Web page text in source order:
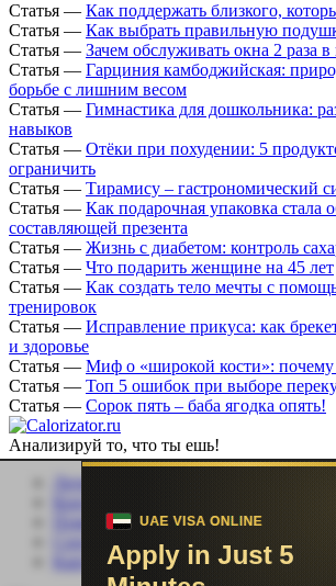
Статья — Как поддержать близкого,
Статья — Как выбрать правильную
Статья — Зачем обслуживать окна 2 раза в
Статья — Гарциния камбоджийская:
борьбе с лишним весом
Статья — Гимнастика для дошкольника:
навыков
Статья — Отёки при похудении: 5
ограничить
Статья — Тирамису – гастрономический
Статья — Как подарочная упаковка стала
составляющей презента
Статья — Жизнь с диабетом: контроль
Статья — Что подарить женщине на 45 лет
Статья — Как создать тело мечты с
тренировок
Статья — Исправление прикуса: как
и здоровье
Статья — Миф о «широкой кости»: почему
Статья — Топ 5 ошибок при выборе
Статья — Сорок пять – баба ягодка опять!
Анализируй то, что ты ешь!
Личный кабинет
Помощь сайту
Соцсети
Карта сайта